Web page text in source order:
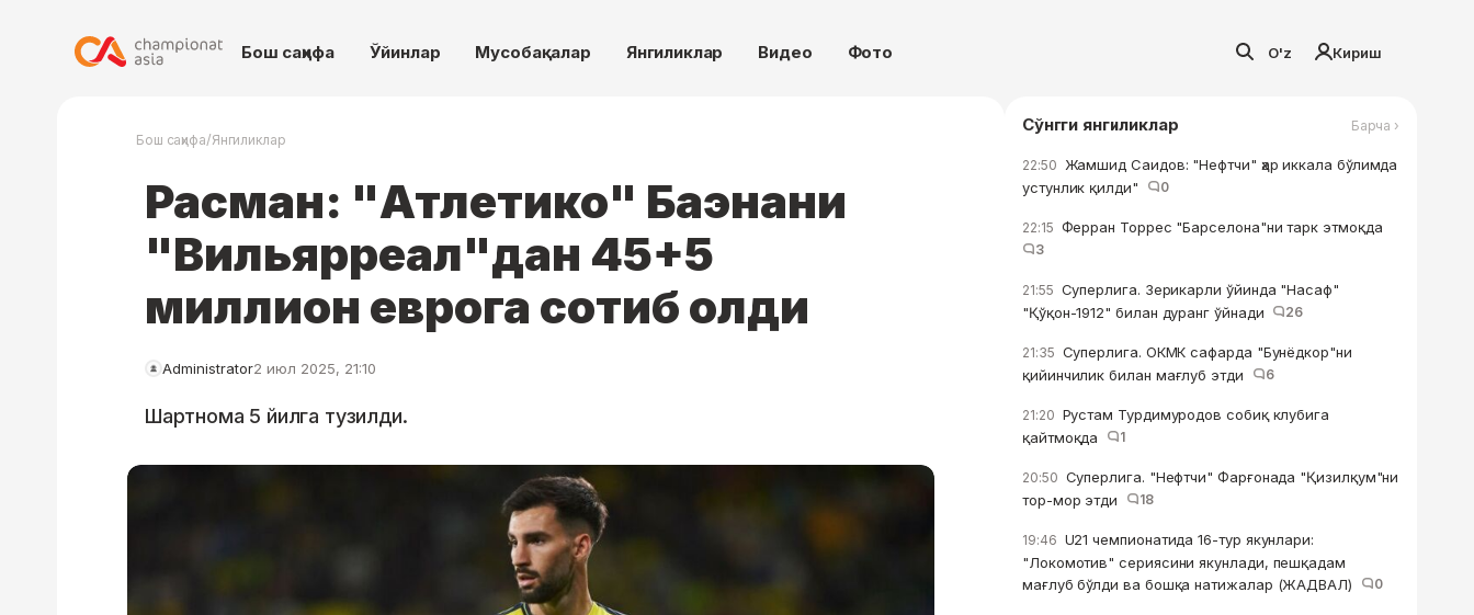
Бош саҳифа Ўйинлар Мусобақалар Янгиликлар Видео Фото O'z Кириш
Бош саҳифа/Янгиликлар
Расман: "Атлетико" Баэнани
"Вильярреал"дан 45+5
миллион еврога сотиб олди
Administrator2 июл 2025, 21:10
Шартнома 5 йилга тузилди.
Сўнгги янгиликлар Барча ›
22:50 Жамшид Саидов: "Нефтчи" ҳар иккала бўлимда
устунлик қилди"
0
22:15 Ферран Торрес "Барселона"ни тарк этмоқда
3
21:55 Суперлига. Зерикарли ўйинда "Насаф"
"Қўқон-1912" билан дуранг ўйнади
26
21:35 Суперлига. ОКМК сафарда "Бунёдкор"ни
қийинчилик билан мағлуб этди
6
21:20 Рустам Турдимуродов собиқ клубига
қайтмоқда
1
20:50 Суперлига. "Нефтчи" Фарғонада "Қизилқум"ни
тор-мор этди
18
19:46 U21 чемпионатида 16-тур якунлари:
"Локомотив" сериясини якунлади, пешқадам
мағлуб бўлди ва бошқа натижалар (ЖАДВАЛ)
0